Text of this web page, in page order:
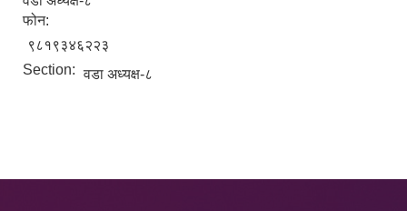
फोन:
९८१९३४६२२३
Section: वडा अध्यक्ष-८